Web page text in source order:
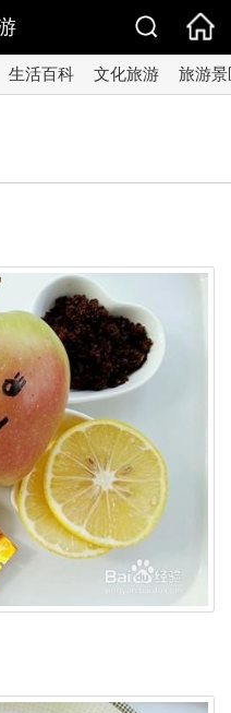
生活百科 文化旅游 旅游景